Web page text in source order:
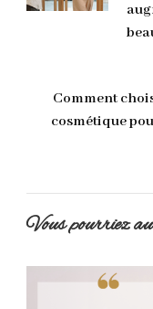
Comment
cosmétique
Vous pourriez